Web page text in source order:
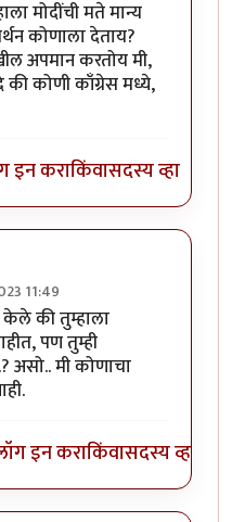
असे वाटत असावे की...
मोदींची मते मान्य
कोणाला देताय?
अपमान करतोय मी,
की कोणी काँग्रेस मध्ये,
इन कराकिंवासदस्य व्हा
11:49
की तुम्हाला
पण तुम्ही
असो.. मी कोणाचा
इन कराकिंवासदस्य व्हा